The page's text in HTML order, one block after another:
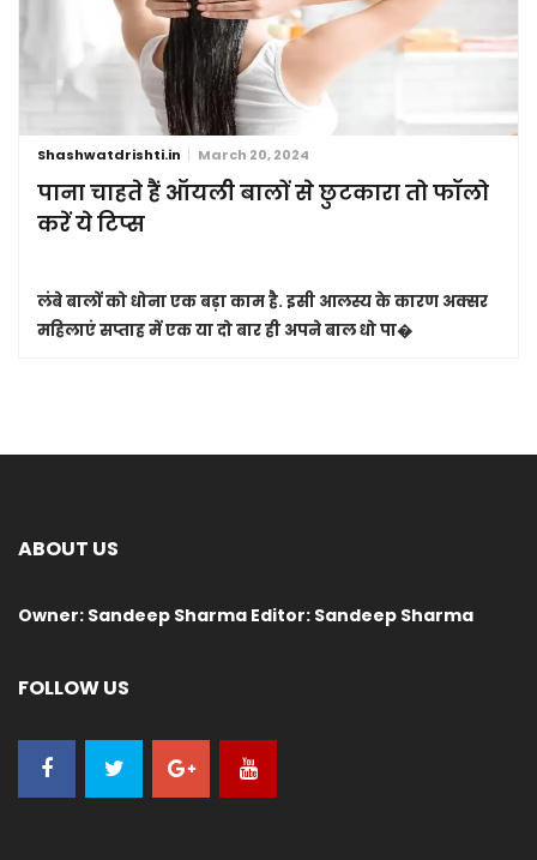
Shashwatdrishti.in March 20, 2024
पाना चाहते हैं ऑयली बालों से छुटकारा तो फॉलो
करें ये टिप्स
लंबे बालों को धोना एक बड़ा काम है. इसी आलस्य के कारण अक्सर
महिलाएं सप्ताह में एक या दो बार ही अपने बाल धो पा�
ABOUT US
Owner: Sandeep Sharma Editor: Sandeep Sharma
FOLLOW US